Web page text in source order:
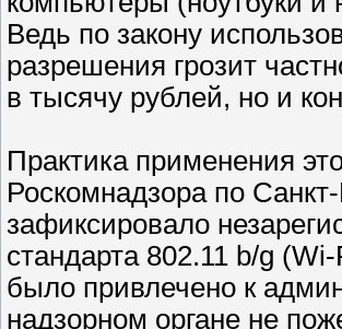
Ведь по закону
разрешения грозит
в тысячу рублей, но и
Практика применения
Роскомнадзора по
зафиксировало
стандарта 802.11 b/g
было привлечено к
надзорном органе не